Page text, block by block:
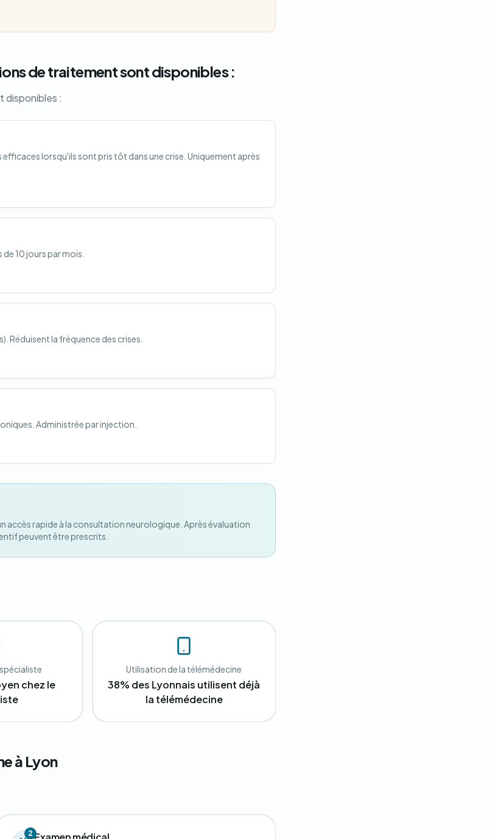
de traitement sont disponibles :
disponibles :
lorsqu'ils sont pris tôt dans une crise. Uniquement après
10 jours par mois.
Réduisent la fréquence des crises.
Administrée par injection.
accès rapide à la consultation neurologique. Après évaluation
peuvent être prescrits.
chez le
Utilisation de la télémédecine
38% des Lyonnais utilisent déjà
la télémédecine
à Lyon
2